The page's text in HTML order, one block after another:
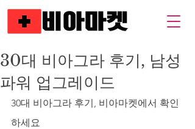
30대 비아그라 후기, 남성
파워 업그레이드
30대 비아그라 후기, 비아마켓에서 확인
하세요